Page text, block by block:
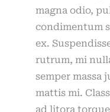
magna odio,
condimentum
ex.
rutrum, mi
semper massa
mattis mi.
ad litora